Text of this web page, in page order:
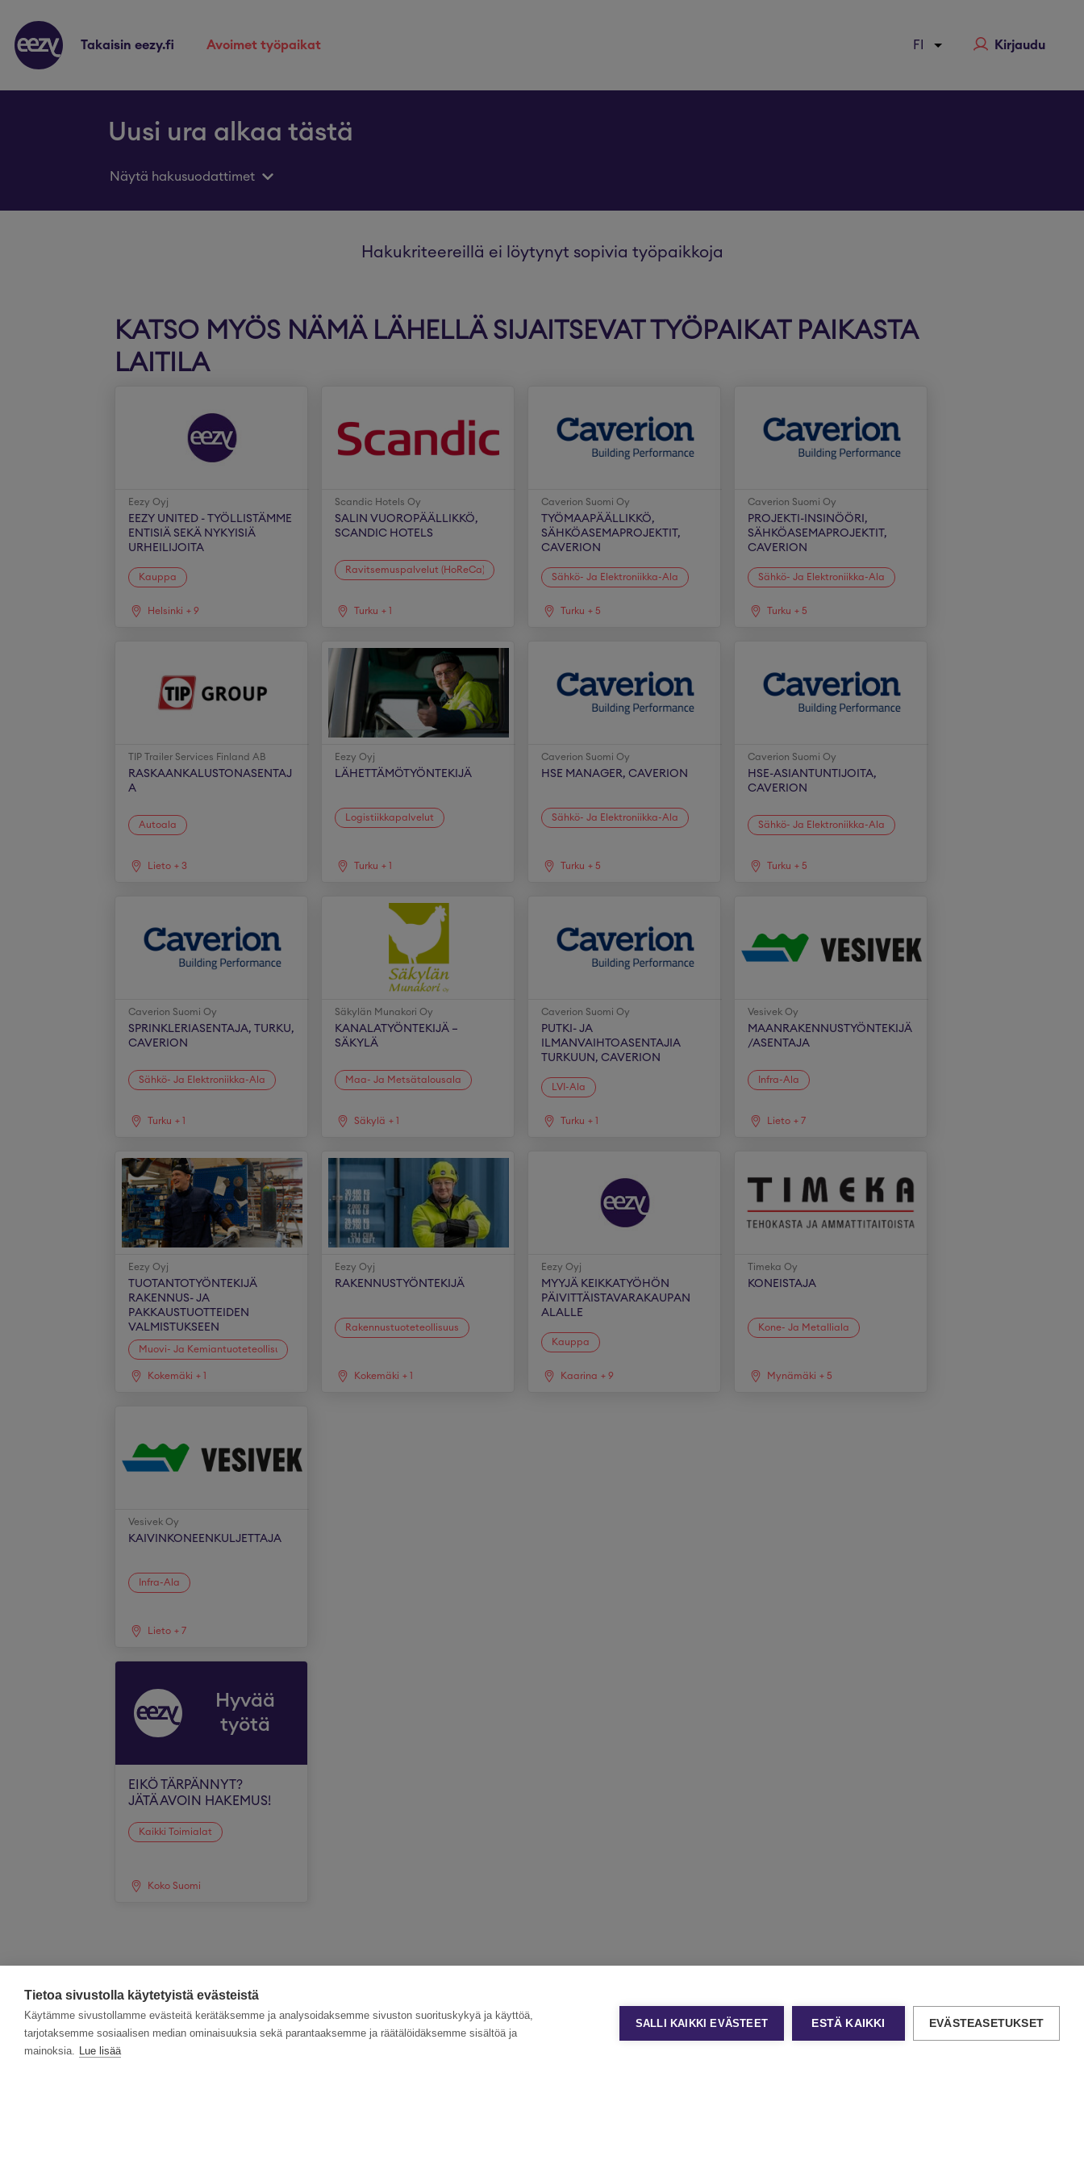
takaisin eezy.fi avoimet työpaikat Kirjaudu
Uusi ura alkaa tästä
Näytä hakusuodattimet
Hakukriteereillä ei löytynyt sopivia työpaikkoja
KATSO MYÖS NÄMÄ LÄHELLÄ SIJAITSEVAT TYÖPAIKAT PAIKASTA
LAITILA
Eezy Oyj
EEZY UNITED - TYÖLLISTÄMME
ENTISIÄ SEKÄ NYKYISIÄ
URHEILIJOITA
Kauppa
Helsinki +9
Scandic Hotels Oy
SALIN VUOROPÄÄLLIKKÖ,
SCANDIC HOTELS
Ravitsemuspalvelut (HoReCa)
Turku +1
Caverion Suomi Oy
TYÖMAAPÄÄLLIKKÖ,
SÄHKÖASEMAPROJEKTIT,
CAVERION
Sähkö- Ja Elektroniikka-Ala
Turku +5
Caverion Suomi Oy
PROJEKTI-INSINÖÖRI,
SÄHKÖASEMAPROJEKTIT,
CAVERION
Sähkö- Ja Elektroniikka-Ala
Turku +5
TIP Trailer Services Finland AB
RASKAANKALUSTONASENTAJ
A
Autoala
Lieto +3
Eezy Oyj
LÄHETTÄMÖTYÖNTEKIJÄ
Logistiikkapalvelut
Turku +1
Caverion Suomi Oy
HSE MANAGER, CAVERION
Sähkö- Ja Elektroniikka-Ala
Turku +5
Caverion Suomi Oy
HSE-ASIANTUNTIJOITA,
CAVERION
Sähkö- Ja Elektroniikka-Ala
Turku +5
Caverion Suomi Oy
SPRINKLERIASENTAJA, TURKU,
CAVERION
Sähkö- Ja Elektroniikka-Ala
Turku +1
Säkylän Munakori Oy
KANALATYÖNTEKIJÄ –
SÄKYLÄ
Maa- Ja Metsätalousala
Säkylä +1
Caverion Suomi Oy
PUTKI- JA
ILMANVAIHTOASENTAJIA
TURKUUN, CAVERION
LVI-Ala
Turku +1
Vesivek Oy
MAANRAKENNUSTYÖNTEKIJÄ
/ASENTAJA
Infra-Ala
Lieto +7
Eezy Oyj
TUOTANTOTYÖNTEKIJÄ
RAKENNUS- JA
PAKKAUSTUOTTEIDEN
VALMISTUKSEEN
Muovi- Ja Kemiantuoteteollisuus
Kokemäki +1
Eezy Oyj
RAKENNUSTYÖNTEKIJÄ
Rakennustuoteteollisuus
Kokemäki +1
Eezy Oyj
MYYJÄ KEIKKATYÖHÖN
PÄIVITTÄISTAVARAKAUPAN
ALALLE
Kauppa
Kaarina +9
Timeka Oy
KONEISTAJA
Kone- Ja Metalliala
Mynämäki +5
Vesivek Oy
KAIVINKONEENKULJETTAJA
Infra-Ala
Lieto +7
Hyvää
työtä
EIKÖ TÄRPÄNNYT?
JÄTÄ AVOIN HAKEMUS!
Kaikki Toimialat
Koko Suomi
Tietoa sivustolla käytetyistä evästeistä
Käytämme sivustollamme evästeitä kerätäksemme ja analysoidaksemme sivuston suorituskykyä ja käyttöä,
tarjotaksemme sosiaalisen median ominaisuuksia sekä parantaaksemme ja räätälöidäksemme sisältöä ja
mainoksia. Lue lisää
SALLI KAIKKI EVÄSTEET ESTÄ KAIKKI EVÄSTEASETUKSET